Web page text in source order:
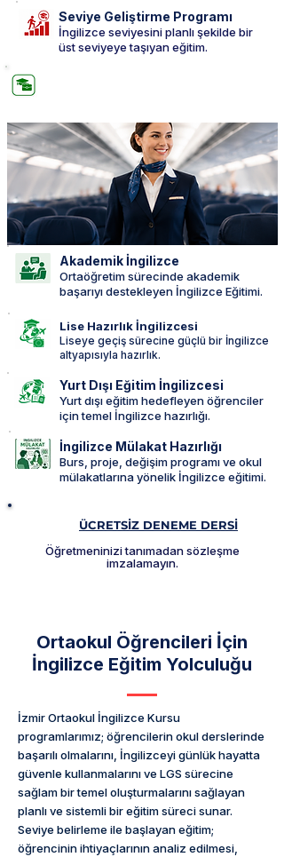
Seviye Geliştirme Programı
İngilizce seviyesini planlı şekilde bir
üst seviyeye taşıyan eğitim.
Akademik İngilizce
Ortaöğretim sürecinde akademik
başarıyı destekleyen İngilizce Eğitimi.
Lise Hazırlık İngilizcesi
Liseye geçiş sürecine güçlü bir İngilizce
altyapısıyla hazırlık.
Yurt Dışı Eğitim İngilizcesi
Yurt dışı eğitim hedefleyen öğrenciler
için temel İngilizce hazırlığı.
İngilizce Mülakat Hazırlığı
Burs, proje, değişim programı ve okul
mülakatlarına yönelik İngilizce eğitimi.
ÜCRETSİZ DENEME DERSİ
Öğretmeninizi tanımadan sözleşme
imzalamayın.
Ortaokul Öğrencileri İçin
İngilizce Eğitim Yolculuğu
İzmir Ortaokul İngilizce Kursu
programlarımız; öğrencilerin okul derslerinde
başarılı olmalarını, İngilizceyi günlük hayatta
güvenle kullanmalarını ve LGS sürecine
sağlam bir temel oluşturmalarını sağlayan
planlı ve sistemli bir eğitim süreci sunar.
Seviye belirleme ile başlayan eğitim;
öğrencinin ihtiyaçlarının analiz edilmesi,